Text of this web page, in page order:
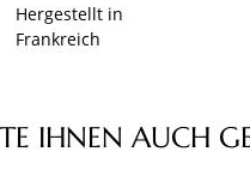
Hergestellt in
Frankreich
IHNEN AUCH